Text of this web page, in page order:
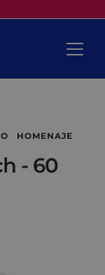
HOMENAJE
- 60